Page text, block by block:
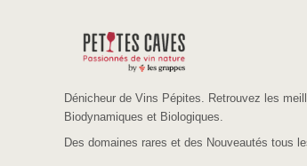
Dénicheur de Vins Pépites. Retrouvez les
Biodynamiques et Biologiques.
Des domaines rares et des Nouveautés tous